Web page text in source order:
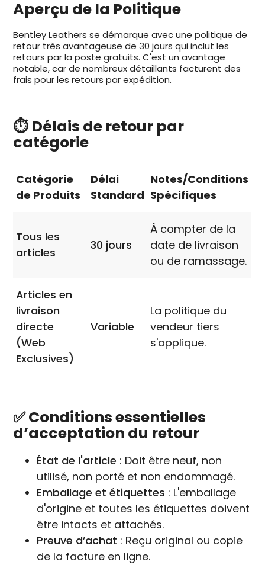
Aperçu de la Politique
Bentley Leathers se démarque avec une politique de
retour très avantageuse de 30 jours qui inclut les
retours par la poste gratuits. C'est un avantage
notable, car de nombreux détaillants facturent des
frais pour les retours par expédition.
⏱️ Délais de retour par
catégorie
Catégorie
de Produits
Délai
Standard
Notes/Conditions
Spécifiques
Tous les
articles
30 jours
À compter de la
date de livraison
ou de ramassage.
Articles en
livraison
directe
(Web
Exclusives)
Variable
La politique du
vendeur tiers
s'applique.
✅ Conditions essentielles
d’acceptation du retour
État de l'article : Doit être neuf, non
utilisé, non porté et non endommagé.
Emballage et étiquettes : L'emballage
d'origine et toutes les étiquettes doivent
être intacts et attachés.
Preuve d’achat : Reçu original ou copie
de la facture en ligne.